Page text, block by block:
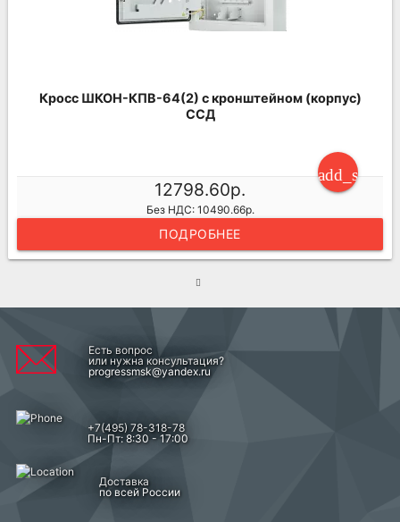
Кросс ШКОН-КПВ-64(2) с кронштейном (корпус)
ССД
12798.60р.
Без НДС: 10490.66р.
ПОДРОБНЕЕ
Есть вопрос
или нужна консультация?
progressmsk@yandex.ru
+7(495) 78-318-78
Пн-Пт: 8:30 - 17:00
Доставка
по всей России